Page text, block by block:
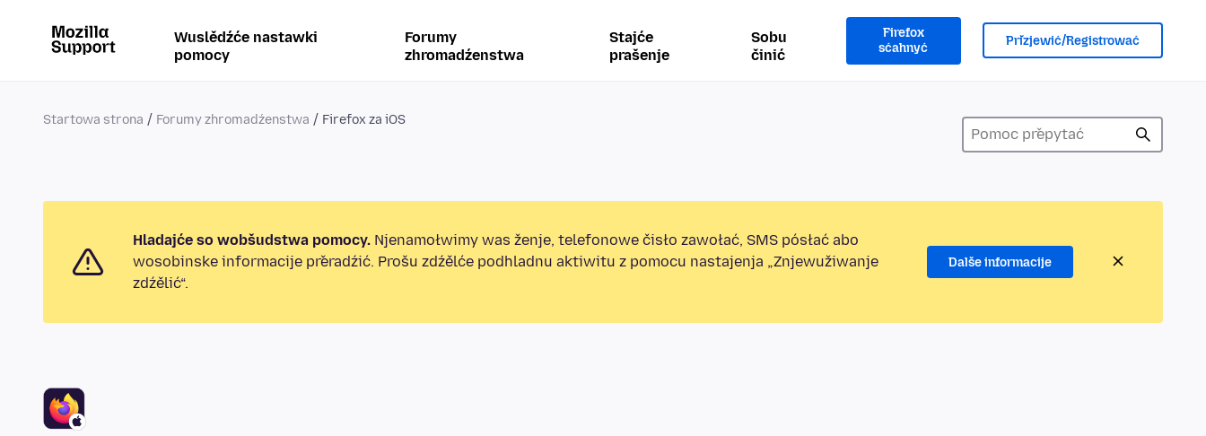
Wuslědźće nastawki
pomocy
Forumy
zhromadźenstwa
Stajće
prašenje
Sobu
činić
Firefox
sćahnyć
Přizjewić/Registrować
Startowa strona Forumy zhromadźenstwa Firefox za iOS
Hladajće so wobšudstwa pomocy. Njenamołwimy was ženje, telefonowe čisło zawołać, SMS pósłać abo
wosobinske informacije přeradźić. Prošu zdźělće podhladnu aktiwitu z pomocu nastajenja „Znjewužiwanje
zdźělić“.
Dalše informacije